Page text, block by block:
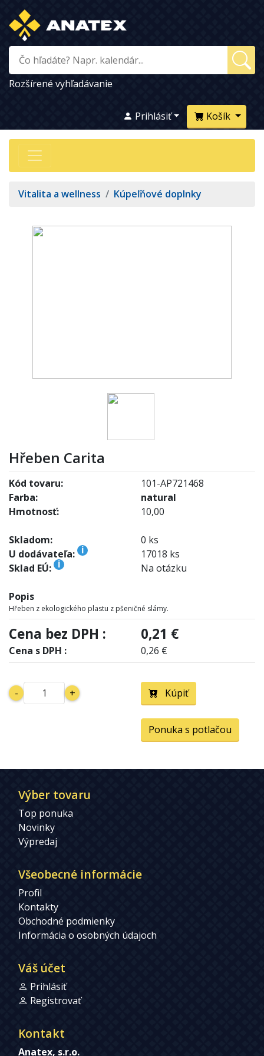
Rozšírené vyhľadávanie
Košík
Prihlásiť
Vitalita a wellness / Kúpeľňové doplnky
Hřeben Carita
Kód tovaru:
101-AP721468
Farba:
natural
Hmotnosť:
10,00
Skladom:
0 ks
U dodávateľa:
i
17018 ks
Sklad EÚ:
i Na otázku
Popis
Hřeben z ekologického plastu z pšeničné slámy.
Cena bez DPH : 0,21 €
Cena s DPH : 0,26 €
- + Kúpiť
Ponuka s potlačou
Výber tovaru
Top ponuka
Novinky
Výpredaj
Všeobecné informácie
Profil
Kontakty
Obchodné podmienky
Informácia o osobných údajoch
Váš účet
Prihlásiť
Registrovať
Kontakt
Anatex, s.r.o.